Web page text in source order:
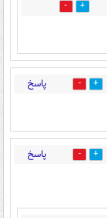
0
2 پاسخ
2 پاسخ